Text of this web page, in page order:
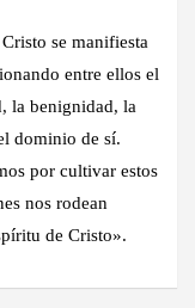
se manifiesta
entre ellos el
la benignidad, la
dominio de sí.
por cultivar estos
nos rodean
de Cristo».